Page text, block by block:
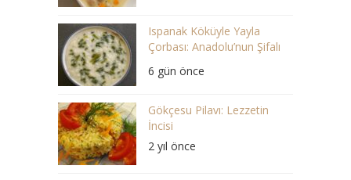
Ispanak Köküyle Yayla
Çorbası: Anadolu’nun Şifalı
6 gün önce
Gökçesu Pilavı: Lezzetin
İncisi
2 yıl önce